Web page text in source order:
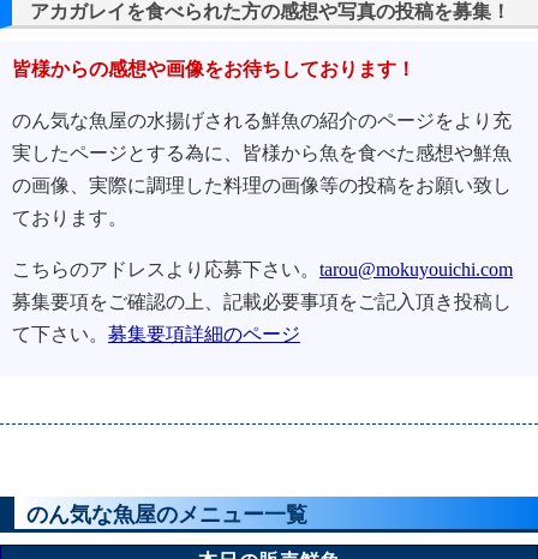
アカガレイを食べられた方の感想や写真の投稿を募集！
皆様からの感想や画像をお待ちしております！
のん気な魚屋の水揚げされる鮮魚の紹介のページをより充
実したページとする為に、皆様から魚を食べた感想や鮮魚
の画像、実際に調理した料理の画像等の投稿をお願い致し
ております。
こちらのアドレスより応募下さい。 tarou@mokuyouichi.com
募集要項をご確認の上、記載必要事項をご記入頂き投稿し
て下さい。 募集要項詳細のページ
のん気な魚屋のメニュー一覧